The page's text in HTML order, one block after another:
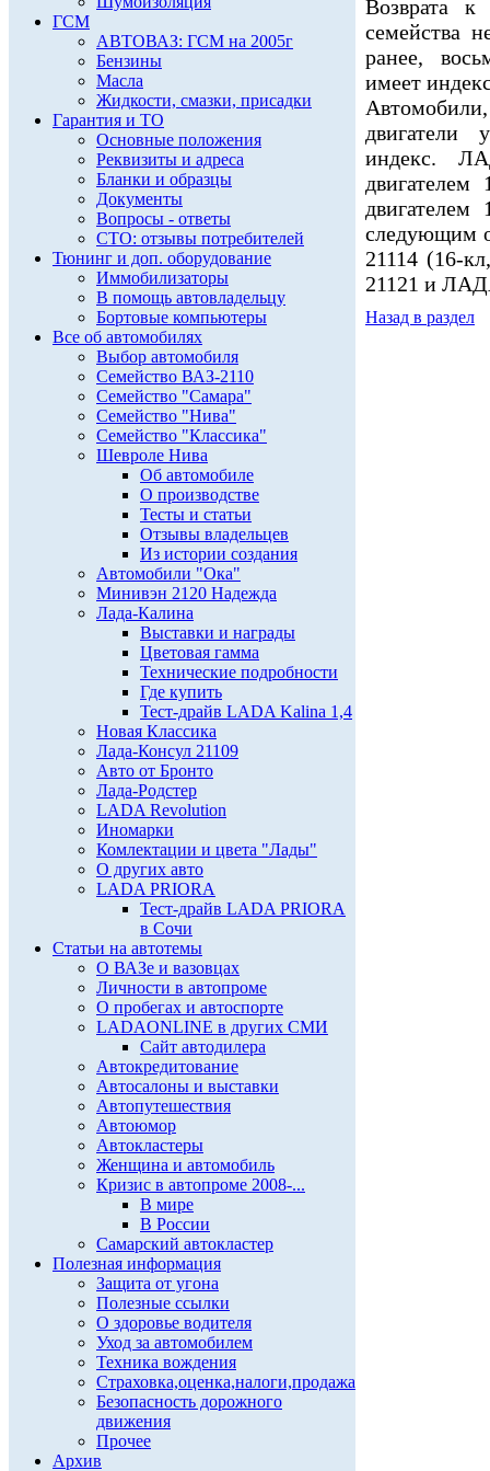
ГСМ
АВТОВАЗ: ГСМ на 2005г
Бензины
Масла
Жидкости, смазки, присадки
Гарантия и ТО
Основные положения
Реквизиты и адреса
Бланки и образцы
Документы
Вопросы - ответы
СТО: отзывы потребителей
Тюнинг и доп. оборудование
Иммобилизаторы
В помощь автовладельцу
Бортовые компьютеры
Все об автомобилях
Выбор автомобиля
Семейство ВАЗ-2110
Семейство "Самара"
Семейство "Нива"
Семейство "Классика"
Шевроле Нива
Об автомобиле
О производстве
Тесты и статьи
Отзывы владельцев
Из истории создания
Автомобили "Ока"
Минивэн 2120 Надежда
Лада-Калина
Выставки и награды
Цветовая гамма
Технические подробности
Где купить
Тест-драйв LADA Kalina 1,4
Новая Классика
Лада-Консул 21109
Авто от Бронто
Лада-Родстер
LADA Revolution
Иномарки
Комлектации и цвета "Лады"
О других авто
LADA PRIORA
Тест-драйв LADA PRIORA
в Сочи
Статьи на автотемы
О ВАЗе и вазовцах
Личности в автопроме
О пробегах и автоспорте
LADAONLINE в других СМИ
Сайт автодилера
Автокредитование
Автосалоны и выставки
Автопутешествия
Автоюмор
Автокластеры
Женщина и автомобиль
Кризис в автопроме 2008-...
В мире
В России
Самарский автокластер
Полезная информация
Защита от угона
Полезные ссылки
О здоровье водителя
Уход за автомобилем
Техника вождения
Страховка,оценка,налоги,продажа
Безопасность дорожного
движения
Прочее
Архив
Возврата к
семейства
ранее,
имеет
двигатели
индекс.
двигателем
следующим
21114 (16-
21121 и
Назад в раздел